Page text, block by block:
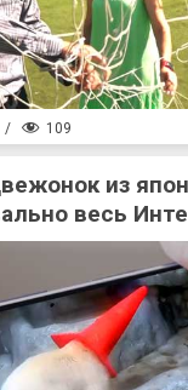
/ 109
из
весь